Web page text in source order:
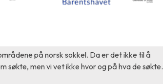
på norsk sokkel. Da er det ikke til å
søkte, men vi vet ikke hvor og på hva de søkte.